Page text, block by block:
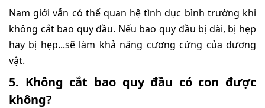
Nam giới vẫn có thể quan hệ tình dục bình trường khi
không cắt bao quy đầu. Nếu bao quy đầu bị dài, bị hẹp
hay bị hẹp...sẽ làm khả năng cương cứng của dương
vật.
5. Không cắt bao quy đầu có con được
không?